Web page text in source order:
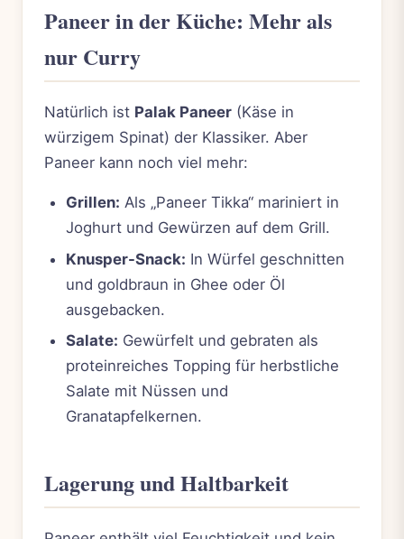
Paneer in der Küche: Mehr als
nur Curry
Natürlich ist Palak Paneer (Käse in
würzigem Spinat) der Klassiker. Aber
Paneer kann noch viel mehr:
Grillen: Als „Paneer Tikka“ mariniert in
Joghurt und Gewürzen auf dem Grill.
Knusper-Snack: In Würfel geschnitten
und goldbraun in Ghee oder Öl
ausgebacken.
Salate: Gewürfelt und gebraten als
proteinreiches Topping für herbstliche
Salate mit Nüssen und
Granatapfelkernen.
Lagerung und Haltbarkeit